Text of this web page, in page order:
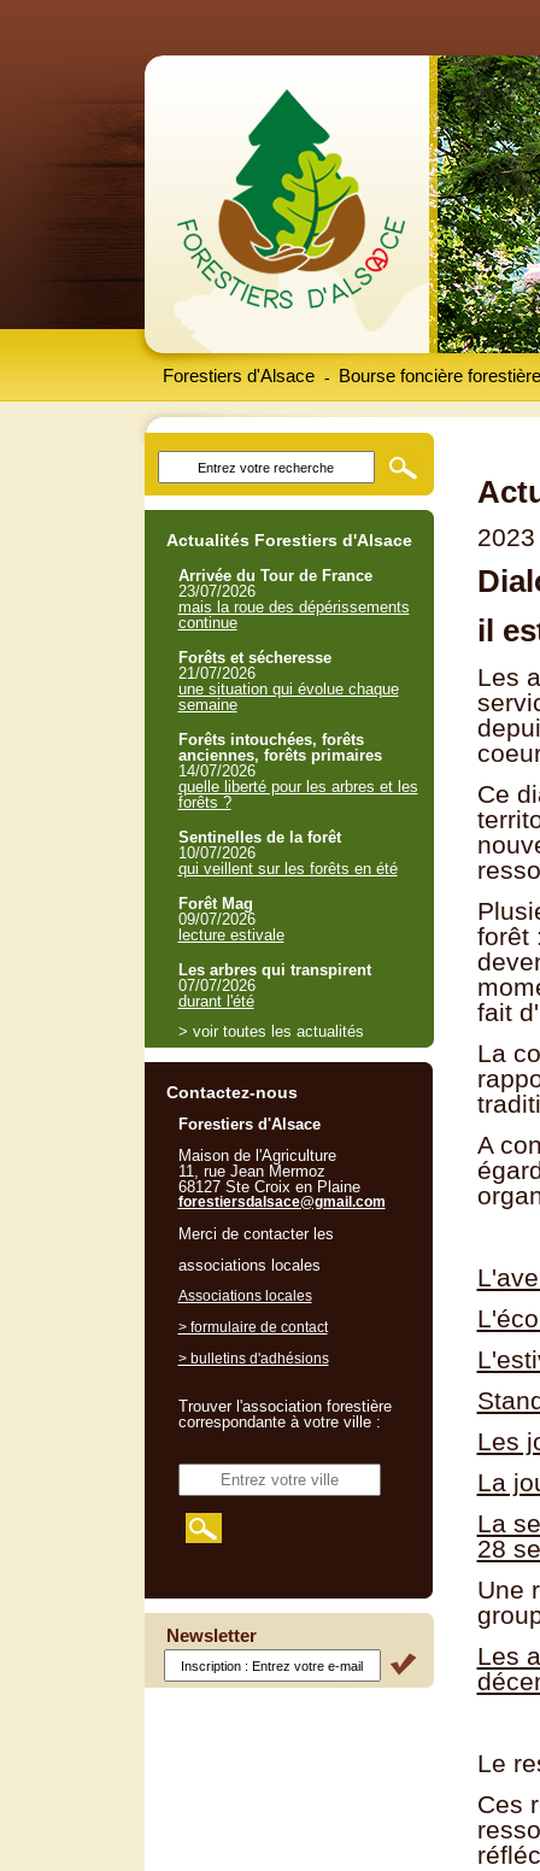
Forestiers d'Alsace Bourse foncière forestière
-
2023
il
Les
Ce
forêt
fait
La
A
Les
La
La
28
Une
Les
Le
Ces
Actualités Forestiers d'Alsace
Arrivée du Tour de France
23/07/2026
mais la roue des dépérissements
continue
Forêts et sécheresse
21/07/2026
une situation qui évolue chaque
semaine
Forêts intouchées, forêts
anciennes, forêts primaires
14/07/2026
quelle liberté pour les arbres et les
forêts ?
Sentinelles de la forêt
10/07/2026
qui veillent sur les forêts en été
Forêt Mag
09/07/2026
lecture estivale
Les arbres qui transpirent
07/07/2026
durant l'été
> voir toutes les actualités
Contactez-nous
Forestiers d'Alsace
Maison de l'Agriculture
11, rue Jean Mermoz
68127 Ste Croix en Plaine
forestiersdalsace@gmail.com
Merci de contacter les
associations locales
Associations locales
> formulaire de contact
> bulletins d'adhésions
Trouver l'association forestière
correspondante à votre ville :
Newsletter